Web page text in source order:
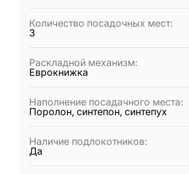
Количество посадочных мест:
3
Раскладной механизм:
Еврокнижка
Наполнение посадачного места:
Поролон, синтепон, синтепух
Наличие подлокотников:
Да